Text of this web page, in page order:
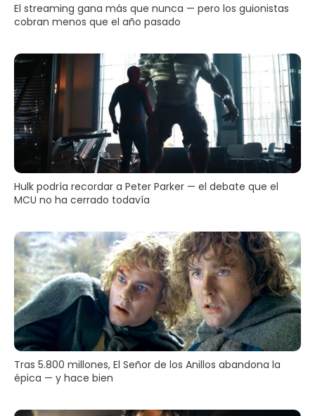
El streaming gana más que nunca — pero los guionistas
cobran menos que el año pasado
Hulk podría recordar a Peter Parker — el debate que el
MCU no ha cerrado todavía
Tras 5.800 millones, El Señor de los Anillos abandona la
épica — y hace bien